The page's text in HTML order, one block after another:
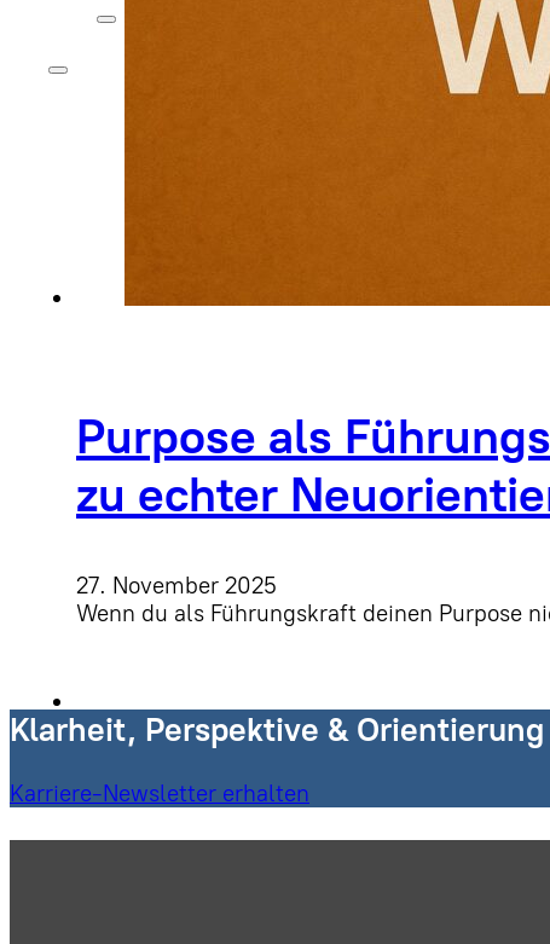
Purpose als
zu echter
27. November 2025
Wenn du als Führungskraft deinen Purpose
Klarheit, Perspektive &
Karriere-Newsletter erhalten